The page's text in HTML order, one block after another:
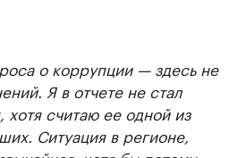
о коррупции — здесь не
Я в отчете не стал
хотя считаю ее одной из
Ситуация в регионе,